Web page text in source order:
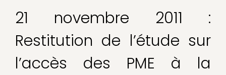
21 novembre 2011 :
Restitution de l’étude sur
l’accès des PME à la